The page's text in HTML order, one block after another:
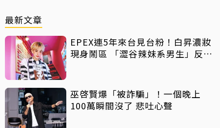
最新文章
EPEX連5年來台見台粉！白昇濃妝
現身鬧區 「澀谷辣妹系男生」反差
巫啓賢爆「被詐騙」！一個晚上
100萬瞬間沒了 悲吐心聲